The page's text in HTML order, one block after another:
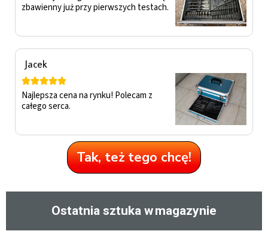
zbawienny już przy pierwszych testach.
Jacek

Najlepsza cena na rynku! Polecam z
całego serca.
Tak, też tego chcę!
Ostatnia sztuka w magazynie